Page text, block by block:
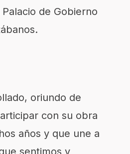
de Gobierno
oriundo de
con su obra
años y que une a
sentimos y